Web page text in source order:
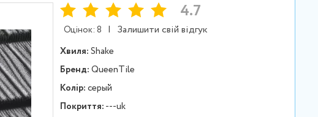
4.7
Оцінок: 8 | Залишити свій відгук
Хвиля:Shake
Бренд:QueenTile
Колір:серый
Покриття:---uk